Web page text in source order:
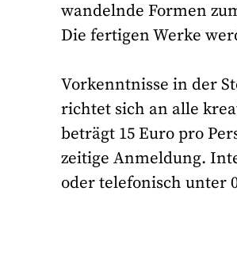
wandelnde Formen
Die fertigen Werke
Vorkenntnisse in der
richtet sich an alle
beträgt 15 Euro pro
zeitige Anmeldung.
oder telefonisch unter